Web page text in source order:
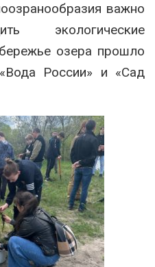
важно
экологические
озера прошло
России» и «Сад